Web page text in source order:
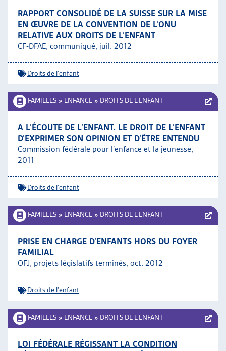
RAPPORT CONSOLIDÉ DE LA SUISSE SUR LA MISE
EN ŒUVRE DE LA CONVENTION DE L’ONU
RELATIVE AUX DROITS DE L’ENFANT
CF-DFAE, communiqué, juil. 2012
Droits de l'enfant
FAMILLES » ENFANCE » DROITS DE L’ENFANT
A L’ÉCOUTE DE L’ENFANT. LE DROIT DE L’ENFANT
D’EXPRIMER SON OPINION ET D’ÊTRE ENTENDU
Commission fédérale pour l’enfance et la jeunesse,
2011
Droits de l'enfant
FAMILLES » ENFANCE » DROITS DE L’ENFANT
PRISE EN CHARGE D’ENFANTS HORS DU FOYER
FAMILIAL
OFJ, projets législatifs terminés, oct. 2012
Droits de l'enfant
FAMILLES » ENFANCE » DROITS DE L’ENFANT
LOI FÉDÉRALE RÉGISSANT LA CONDITION